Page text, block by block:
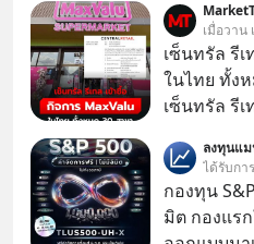
เมื่อวาน
เซ็นทรัล รี
ในไทย ทั้ง
เซ็นทรัล รี
ตลาดหลักท
เข้าทำการ
(ไทยแลนด์)
ไทย
ลงทุนแ
ได้รับกา
กองทุน
มิต กองแร